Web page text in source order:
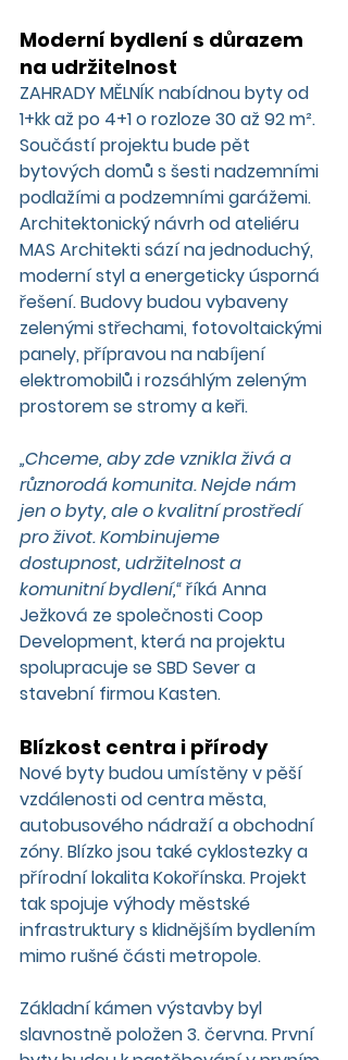
Moderní bydlení s důrazem
na udržitelnost
ZAHRADY MĚLNÍK nabídnou byty od
1+kk až po 4+1 o rozloze 30 až 92 m².
Součástí projektu bude pět
bytových domů s šesti nadzemními
podlažími a podzemními garážemi.
Architektonický návrh od ateliéru
MAS Architekti sází na jednoduchý,
moderní styl a energeticky úsporná
řešení. Budovy budou vybaveny
zelenými střechami, fotovoltaickými
panely, přípravou na nabíjení
elektromobilů i rozsáhlým zeleným
prostorem se stromy a keři.
„Chceme, aby zde vznikla živá a
různorodá komunita. Nejde nám
jen o byty, ale o kvalitní prostředí
pro život. Kombinujeme
dostupnost, udržitelnost a
komunitní bydlení,“ říká Anna
Ježková ze společnosti Coop
Development, která na projektu
spolupracuje se SBD Sever a
stavební firmou Kasten.
Blízkost centra i přírody
Nové byty budou umístěny v pěší
vzdálenosti od centra města,
autobusového nádraží a obchodní
zóny. Blízko jsou také cyklostezky a
přírodní lokalita Kokořínska. Projekt
tak spojuje výhody městské
infrastruktury s klidnějším bydlením
mimo rušné části metropole.
Základní kámen výstavby byl
slavnostně položen 3. června. První